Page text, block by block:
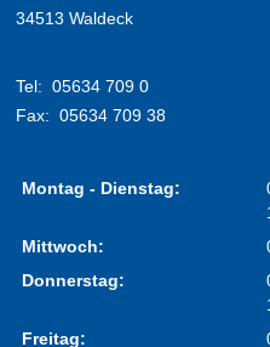
34513 Waldeck
Tel: 05634 709 0
Fax: 05634 709 38
Montag - Dienstag:
Mittwoch:
Donnerstag:
Freitag: